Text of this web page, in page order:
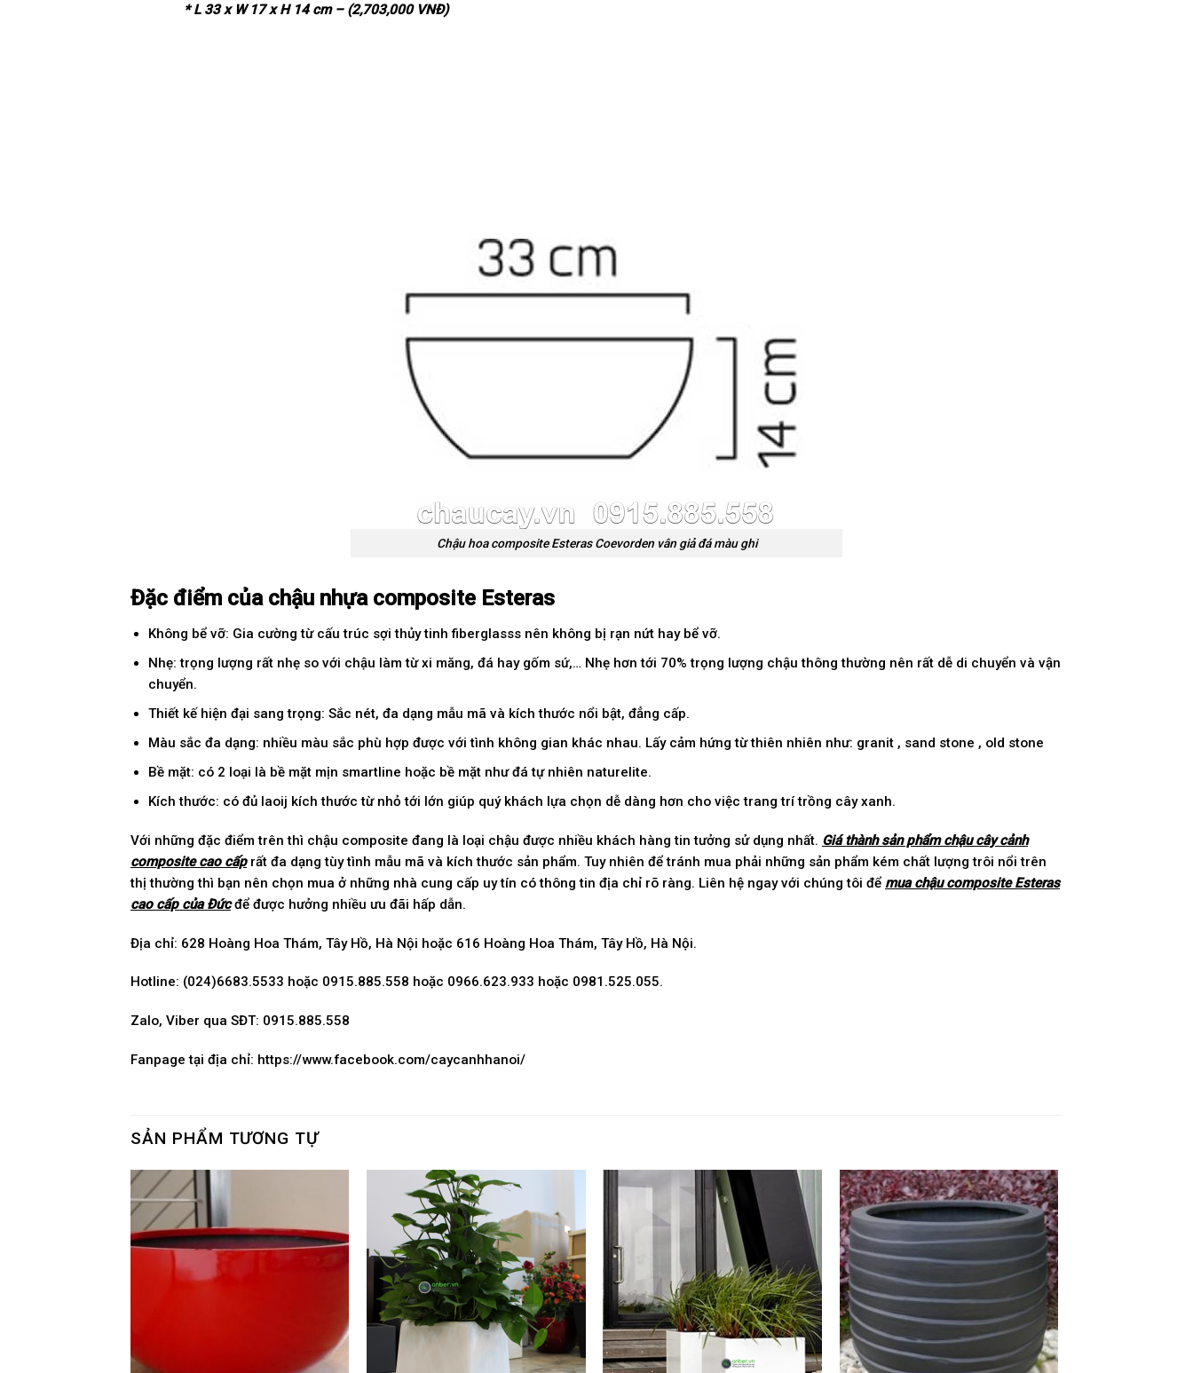
* L 33 x W 17 x H 14 cm – (2,703,000 VNĐ)
Chậu hoa composite Esteras Coevorden vân giả đá màu ghi
Đặc điểm của chậu nhựa composite Esteras
Không bể vỡ: Gia cường từ cấu trúc sợi thủy tinh fiberglasss nên không bị rạn nứt hay bể vỡ.
Nhẹ: trọng lượng rất nhẹ so với chậu làm từ xi măng, đá hay gốm sứ,… Nhẹ hơn tới 70% trọng lượng chậu thông thường nên rất dễ di chuyển và vận
chuyển.
Thiết kế hiện đại sang trọng: Sắc nét, đa dạng mẫu mã và kích thước nổi bật, đẳng cấp.
Màu sắc đa dạng: nhiều màu sắc phù hợp được với tình không gian khác nhau. Lấy cảm hứng từ thiên nhiên như: granit , sand stone , old stone
Bề mặt: có 2 loại là bề mặt mịn smartline hoặc bề mặt như đá tự nhiên naturelite.
Kích thước: có đủ laoij kích thước từ nhỏ tới lớn giúp quý khách lựa chọn dễ dàng hơn cho việc trang trí trồng cây xanh.
Với những đặc điểm trên thì chậu composite đang là loại chậu được nhiều khách hàng tin tưởng sử dụng nhất. Giá thành sản phẩm chậu cây cảnh
composite cao cấprất đa dạng tùy tình mẫu mã và kích thước sản phẩm. Tuy nhiên để tránh mua phải những sản phẩm kém chất lượng trôi nổi trên
thị thường thì bạn nên chọn mua ở những nhà cung cấp uy tín có thông tin địa chỉ rõ ràng. Liên hệ ngay với chúng tôi để mua chậu composite Esteras
cao cấp của Đứcđể được hưởng nhiều ưu đãi hấp dẫn.
Địa chỉ: 628 Hoàng Hoa Thám, Tây Hồ, Hà Nội hoặc 616 Hoàng Hoa Thám, Tây Hồ, Hà Nội.
Hotline: (024)6683.5533 hoặc 0915.885.558 hoặc 0966.623.933 hoặc 0981.525.055.
Zalo, Viber qua SĐT: 0915.885.558
Fanpage tại địa chỉ: https://www.facebook.com/caycanhhanoi/
SẢN PHẨM TƯƠNG TỰ